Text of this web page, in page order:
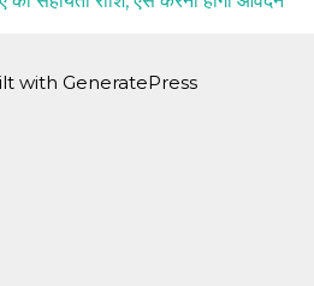
with GeneratePress